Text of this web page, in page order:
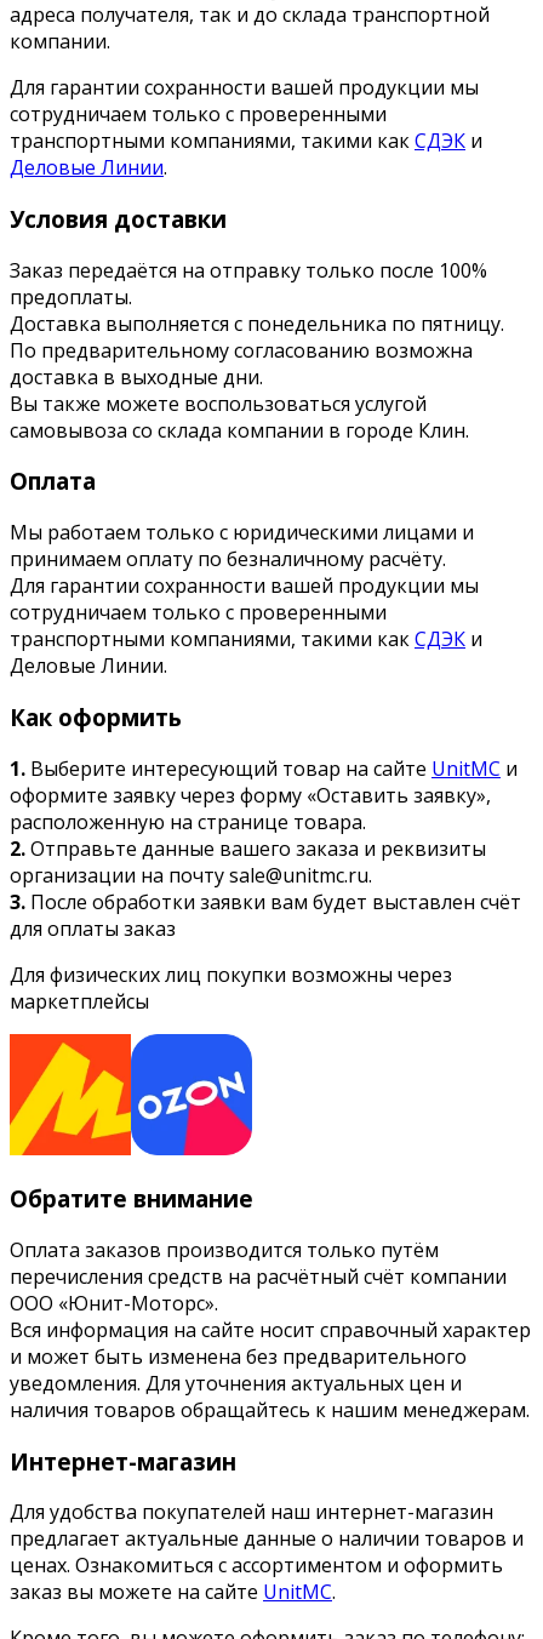
адреса получателя, так и до склада транспортной
компании.
Для гарантии сохранности вашей продукции мы
сотрудничаем только с проверенными
транспортными компаниями, такими какСДЭК и
Деловые Линии.
Условия доставки
Заказ передаётся на отправку только после 100%
предоплаты.
Доставка выполняется с понедельника по пятницу.
По предварительному согласованию возможна
доставка в выходные дни.
Вы также можете воспользоваться услугой
самовывоза со склада компании в городе Клин.
Оплата
Мы работаем только с юридическими лицами и
принимаем оплату по безналичному расчёту.
Для гарантии сохранности вашей продукции мы
сотрудничаем только с проверенными
транспортными компаниями, такими какСДЭК и
Деловые Линии.
Как оформить
1. Выберите интересующий товар на сайте UnitMC и
оформите заявку через форму «Оставить заявку»,
расположенную на странице товара.
2.Отправьте данные вашего заказа и реквизиты
организации на почту sale@unitmc.ru.
3. После обработки заявки вам будет выставлен счёт
для оплаты заказ
Для физических лиц покупки возможны через
маркетплейсы
Обратите внимание
Оплата заказов производится только путём
перечисления средств на расчётный счёт компании
ООО «Юнит-Моторс».
Вся информация на сайте носит справочный характер
и может быть изменена без предварительного
уведомления. Для уточнения актуальных цен и
наличия товаров обращайтесь к нашим менеджерам.
Интернет-магазин
Для удобства покупателей наш интернет-магазин
предлагает актуальные данные о наличии товаров и
ценах. Ознакомиться с ассортиментом и оформить
заказ вы можете на сайте UnitMC.